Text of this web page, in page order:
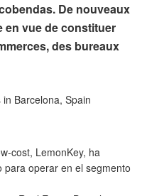
De nouveaux
en vue de constituer
des bureaux
Barcelona, Spain
cost, LemonKey, ha
operar en el segmento